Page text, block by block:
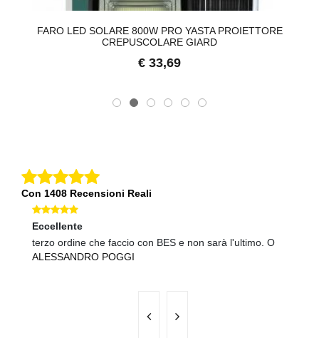
FARO LED SOLARE 800W PRO YASTA PROIETTORE
CREPUSCOLARE GIARD
€ 33,69
Con 1408 Recensioni Reali
Eccellente
terzo ordine che faccio con BES e non sarà l'ultimo. O
ALESSANDRO POGGI